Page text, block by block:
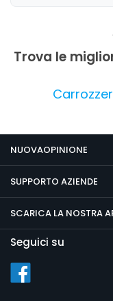
Trova le
NUOVAOPINIONE
SUPPORTO AZIENDE
SCARICA LA NOSTRA
Seguici su